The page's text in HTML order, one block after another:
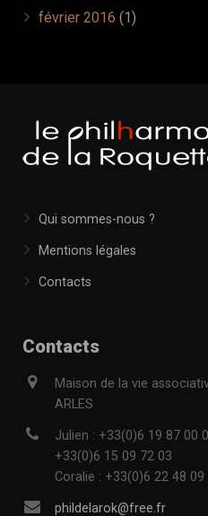
février 2016 (1)
Qui sommes-nous ?
Mentions légales
Contacts
Contacts
Maison de la vie
ARLES
Julien : +33(0)6 19 87 00
+33(0)6 15 09 72 03
Coralie : +33(0)6 22 48 09
phildelarok@free.fr